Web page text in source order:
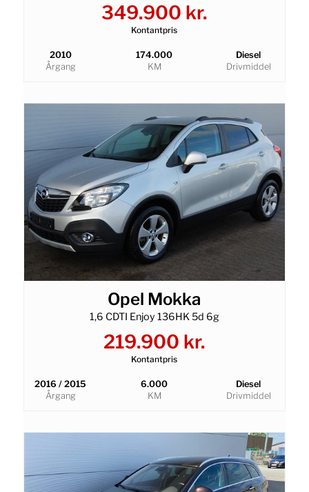
349.900 kr.
Kontantpris
2010
Årgang
174.000
KM
Diesel
Drivmiddel
Opel Mokka
1,6 CDTI Enjoy 136HK 5d 6g
219.900 kr.
Kontantpris
2016 / 2015
Årgang
6.000
KM
Diesel
Drivmiddel